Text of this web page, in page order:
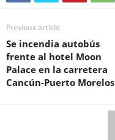
Previous article
Se incendia autobús
frente al hotel Moon
Palace en la carretera
Cancún-Puerto Morelos